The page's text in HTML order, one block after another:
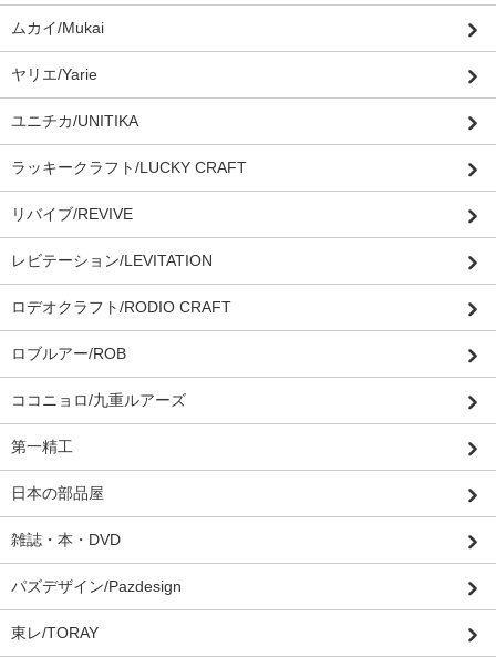
ムカイ/Mukai
ヤリエ/Yarie
ユニチカ/UNITIKA
ラッキークラフト/LUCKY CRAFT
リバイブ/REVIVE
レビテーション/LEVITATION
ロデオクラフト/RODIO CRAFT
ロブルアー/ROB
ココニョロ/九重ルアーズ
第一精工
日本の部品屋
雑誌・本・DVD
パズデザイン/Pazdesign
東レ/TORAY